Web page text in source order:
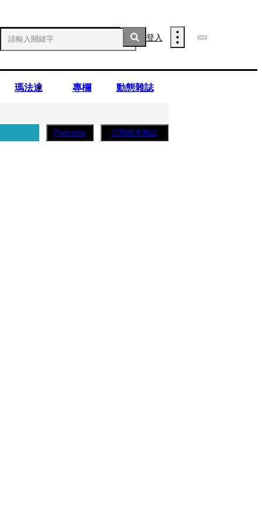
登入
瑪法達 專欄 動態雜誌
Podcasts 訂閱紙本雜誌